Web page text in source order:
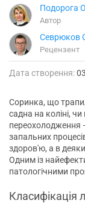
Подорога
Автор
Севрюков
Рецензент
Дата створення:
Соринка, що
садна на коліні,
переохолодження
запальних
здоров'ю, а в
Одним із
патологічними
Класифікація